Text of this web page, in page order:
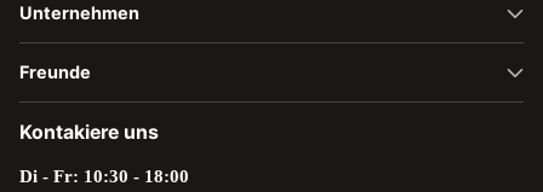
Unternehmen
Freunde
Kontakiere uns
Di - Fr: 10:30 - 18:00